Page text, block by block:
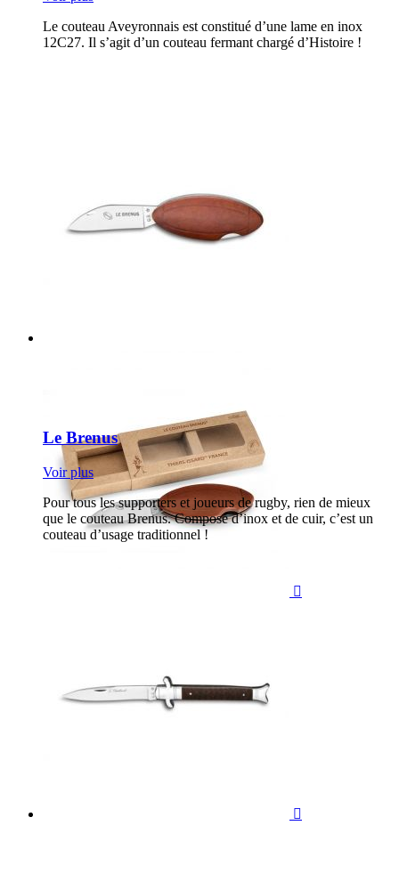
Le couteau Aveyronnais est constitué d’une lame en inox
12C27. Il s’agit d’un couteau fermant chargé d’Histoire !

Le Brenus
Voir plus
Pour tous les supporters et joueurs de rugby, rien de mieux
que le couteau Brenus. Composé d’inox et de cuir, c’est un
couteau d’usage traditionnel !
